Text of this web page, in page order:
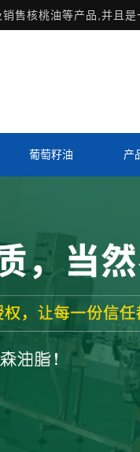
售核桃油等产品,并且
葡萄籽油 产